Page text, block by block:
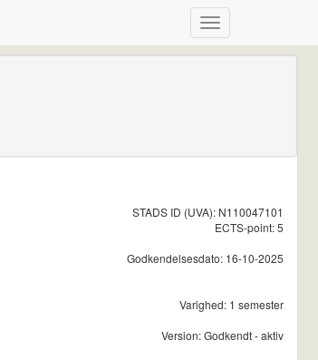
STADS ID (UVA): N110047101
ECTS-point: 5
Godkendelsesdato: 16-10-2025
Varighed: 1 semester
Version: Godkendt - aktiv